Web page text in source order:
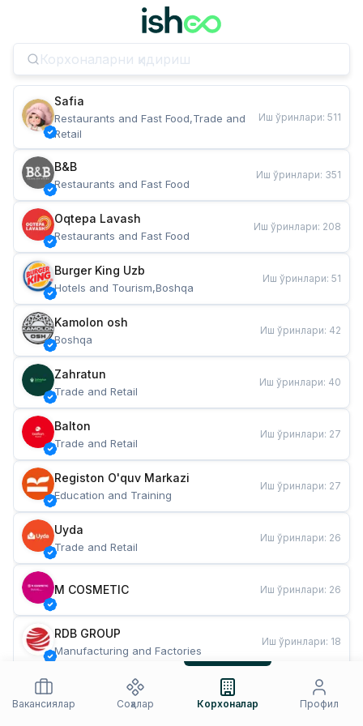
Safia
Restaurants and Fast Food,Trade and
Retail
Иш ўринлари: 511
B&B
Restaurants and Fast Food
Иш ўринлари: 351
Oqtepa Lavash
Restaurants and Fast Food
Иш ўринлари: 208
Burger King Uzb
Hotels and Tourism,Boshqa
Иш ўринлари: 51
Kamolon osh
Boshqa
Иш ўринлари: 42
Zahratun
Trade and Retail
Иш ўринлари: 40
Balton
Trade and Retail
Иш ўринлари: 27
Registon O'quv Markazi
Education and Training
Иш ўринлари: 27
Uyda
Trade and Retail
Иш ўринлари: 26
M COSMETIC Иш ўринлари: 26
RDB GROUP
Manufacturing and Factories
Иш ўринлари: 18
Restaurants and Fast Food
Иш ўринлари
Вакансиялар
Соҳалар Корхоналар Профил